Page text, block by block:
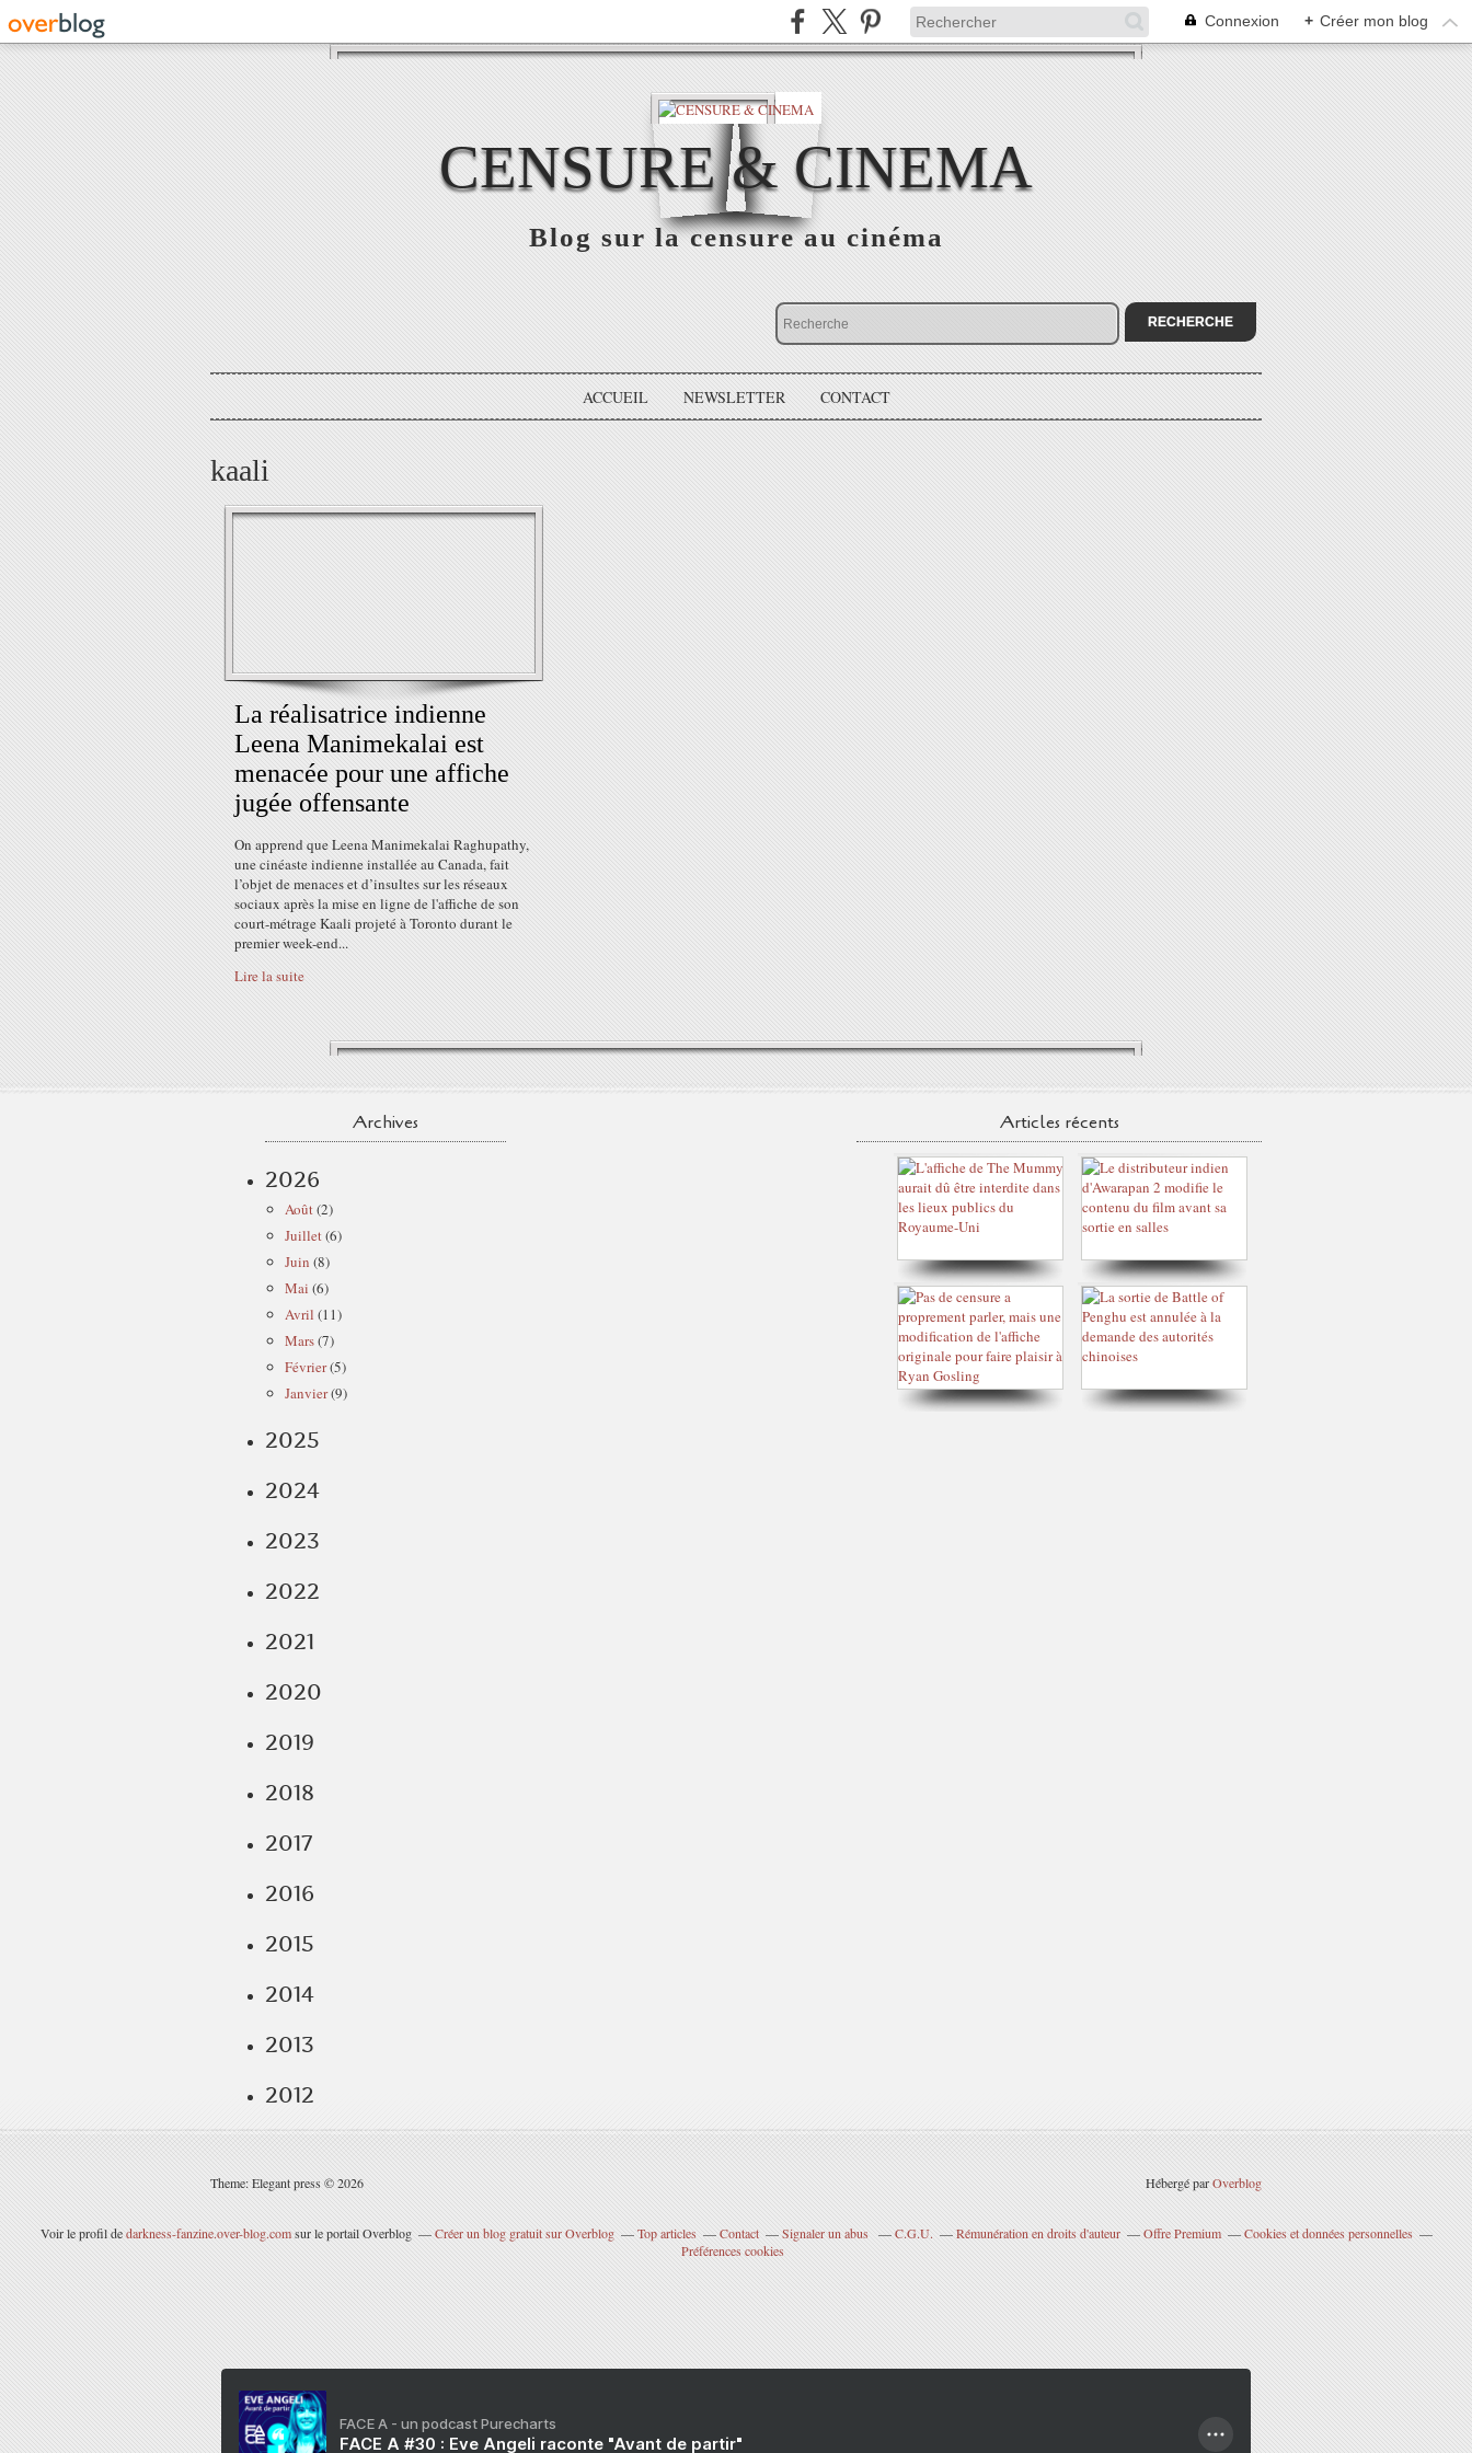
Connexion + Créer mon blog
CENSURE & CINEMA
Blog sur la censure au cinéma
ACCUEIL NEWSLETTER CONTACT
kaali
La réalisatrice indienne
Leena Manimekalai est
menacée pour une affiche
jugée offensante
On apprend que Leena Manimekalai Raghupathy,
une cinéaste indienne installée au Canada, fait
l’objet de menaces et d’insultes sur les réseaux
sociaux après la mise en ligne de l'affiche de son
court-métrage Kaali projeté à Toronto durant le
premier week-end...
Lire la suite
Archives
2026
Août(2)
Juillet(6)
Juin (8)
Mai (6)
Avril (11)
Mars(7)
Février(5)
Janvier(9)
2025
2024
2023
2022
2021
2020
2019
2018
2017
2016
2015
2014
2013
2012
Articles récents
Theme: Elegant press © 2026 Hébergé parOverblog
Voir le profil dedarkness-fanzine.over-blog.comsur le portail Overblog Créer un blog gratuit sur Overblog Top articles Contact Signaler un abus C.G.U. Rémunération en droits d'auteur Offre Premium
Cookies et données personnelles
Préférences cookies
FACE A - un podcast Purecharts
FACE A #30 : Eve Angeli raconte "Avant de partir"